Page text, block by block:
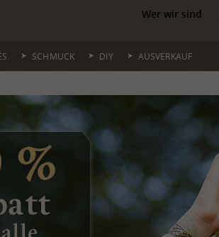
Wer wir sind
SCHMUCK DIY AUSVERKAUF